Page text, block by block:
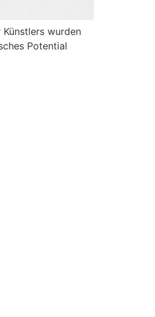
Künstlers wurden
Potential